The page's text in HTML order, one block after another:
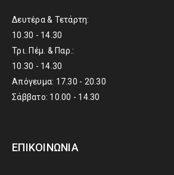
Δευτέρα & Τετάρτη:
10.30 - 14.30
Τρι. Πέμ. & Παρ.:
10.30 - 14.30
Απόγευμα: 17.30 - 20.30
Σάββατο: 10.00 - 14.30
ΕΠΙΚΟΙΝΩΝΊΑ